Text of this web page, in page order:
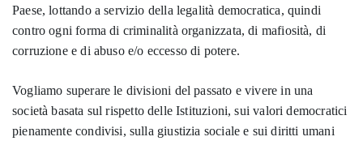
Paese, lottando a servizio della legalità democratica, quindi
contro ogni forma di criminalità organizzata, di mafiosità, di
corruzione e di abuso e/o eccesso di potere.
Vogliamo superare le divisioni del passato e vivere in una
società basata sul rispetto delle Istituzioni, sui valori democratici
pienamente condivisi, sulla giustizia sociale e sui diritti umani